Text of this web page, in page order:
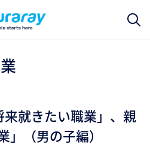
就きたい職業」、親
（男の子編）